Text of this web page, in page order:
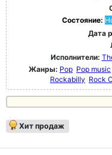
Состояние:
Дата
Исполнители:
Жанры: Pop Pop music
Rockabilly Rock
Хит продаж